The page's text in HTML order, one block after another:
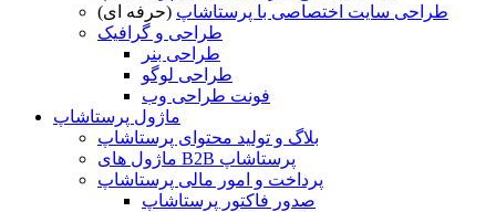
طراحی سایت اختصاصی با پرستاشاپ (حرفه ای)
طراحی و گرافیک
طراحی بنر
طراحی لوگو
فونت طراحی وب
ماژول پرستاشاپ
بلاگ و تولید محتوای پرستاشاپ
ماژول های B2B پرستاشاپ
پرداخت و امور مالی پرستاشاپ
صدور فاکتور پرستاشاپ